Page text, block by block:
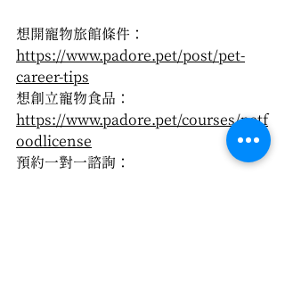
想開寵物旅館條件：
https://www.padore.pet/post/pet-
career-tips
想創立寵物食品：
https://www.padore.pet/courses/petf
oodlicense
預約一對一諮詢：